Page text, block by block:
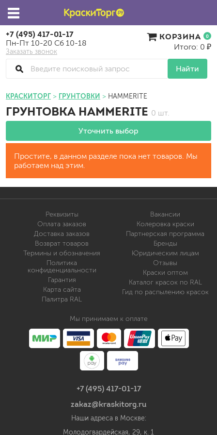
+7 (495) 417-01-17
Пн-Пт 10-20 Сб 10-18
Заказать звонок
Найти
КОРЗИНА 0
Итого: 0 ₽
КРАСКИТОРГ ГРУНТОВКИ HAMMERITE
ГРУНТОВКА HAMMERITE 0 шт.
Уточнить выбор
Простите, в данном разделе пока нет товаров. Мы
работаем над этим.
Реквизиты
Оплата заказов
Доставка заказов
Возврат товаров
Термины и обозначения
Политика
конфиденциальности
Гарантия
Карта сайта
Палитра RAL
Вакансии
Колеровка краски
Партнерская программа
Бренды
Юридическим лицам
Отзывы
Краски оптом
Каталог красок по RAL
Гид по распылению красок
Мы принимаем к оплате
+7 (495) 417-01-17
zakaz@kraskitorg.ru
Наши адреса в Москве:
Молодогвардейская, 29, к. 1